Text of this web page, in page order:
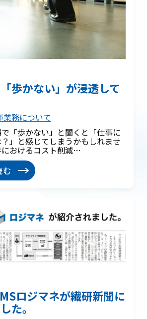
歩かない」が浸透して
業務について
「歩かない」と聞くと「仕事に
」と感じてしまうかもしれませ
おけるコスト削減…
む
ロジマネが繊研新聞に
た。